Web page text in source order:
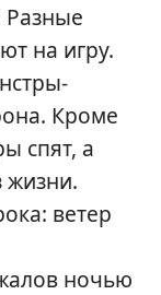
Разные
на игру.
Кроме
спят, а
жизни.
ветер
ночью